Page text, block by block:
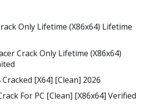
Only Lifetime (x86x64) Lifetime
Crack Only Lifetime (x86x64)
[x64] [Clean] 2026
For PC [Clean] [x86x64] Verified